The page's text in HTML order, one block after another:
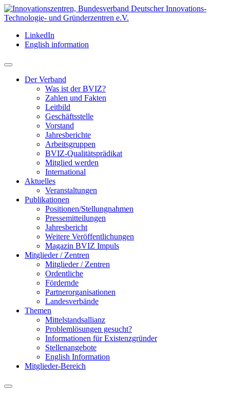
LinkedIn
English information
Der Verband
Was ist der BVIZ?
Zahlen und Fakten
Leitbild
Geschäftsstelle
Vorstand
Jahresberichte
Arbeitsgruppen
BVIZ-Qualitätsprädikat
Mitglied werden
International
Aktuelles
Veranstaltungen
Publikationen
Positionen/Stellungnahmen
Pressemitteilungen
Jahresbericht
Weitere Veröffentlichungen
Magazin BVIZ Impuls
Mitglieder / Zentren
Mitglieder / Zentren
Ordentliche
Fördernde
Partnerorganisationen
Landesverbände
Themen
Mittelstandsallianz
Problemlösungen gesucht?
Informationen für Existenzgründer
Stellenangebote
English Information
Mitglieder-Bereich